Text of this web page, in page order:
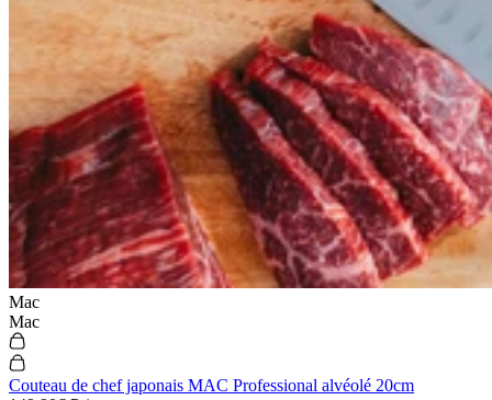
Mac
Mac
Couteau de chef japonais MAC Professional alvéolé 20cm